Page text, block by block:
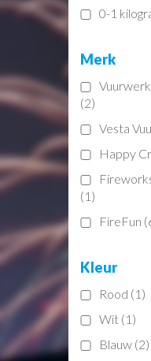
0-1
Merk
(2)
Vesta
Happy
(1)
FireFun
Kleur
Rood (1)
Wit (1)
Blauw (2)